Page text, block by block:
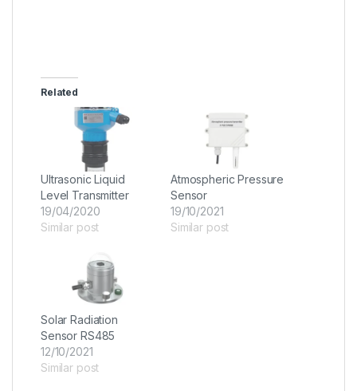
Related
Ultrasonic Liquid
Level Transmitter
19/04/2020
Similar post
Atmospheric Pressure
Sensor
19/10/2021
Similar post
Solar Radiation
Sensor RS485
12/10/2021
Similar post